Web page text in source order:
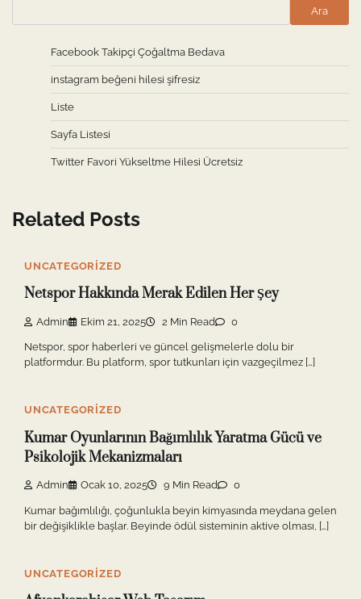
Ara
Facebook Takipçi Çoğaltma Bedava
instagram beğeni hilesi şifresiz
Liste
Sayfa Listesi
Twitter Favori Yükseltme Hilesi Ücretsiz
Related Posts
UNCATEGORIZED
Netspor Hakkında Merak Edilen Her Şey
Admin Ekim 21, 2025 2 Min Read 0
Netspor, spor haberleri ve güncel gelişmelerle dolu bir
platformdur. Bu platform, spor tutkunları için vazgeçilmez […]
UNCATEGORIZED
Kumar Oyunlarının Bağımlılık Yaratma Gücü ve
Psikolojik Mekanizmaları
Admin Ocak 10, 2025 9 Min Read 0
Kumar bağımlılığı, çoğunlukla beyin kimyasında meydana gelen
bir değişiklikle başlar. Beyinde ödül sisteminin aktive olması, […]
UNCATEGORIZED